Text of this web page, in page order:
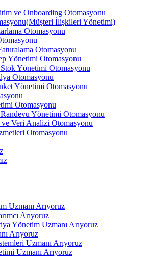
ve Onboarding Otomasyonu
İlişkileri Yönetimi)
Otomasyonu
Otomasyonu
Yönetimi Otomasyonu
Yönetimi Otomasyonu
Otomasyonu
Yönetimi Otomasyonu
Otomasyonu
Yönetimi Otomasyonu
ve Veri Analizi Otomasyonu
Otomasyonu
Uzmanı Arıyoruz
Arıyoruz
Yönetim Uzmanı Arıyoruz
Arıyoruz
Uzmanı Arıyoruz
Uzmanı Arıyoruz